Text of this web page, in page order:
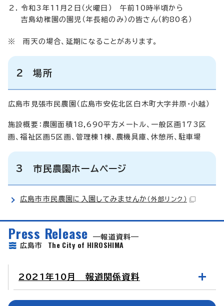
令和3年11月2日（火曜日） 午前10時半頃から
吉島幼稚園の園児（年長組のみ）の皆さん（約80名）
※ 雨天の場合、延期になることがあります。
2 場所
広島市見張市民農園（広島市安佐北区白木町大字井原・小越）
施設概要：農園面積18,690平方メートル、一般区画173区
画、福祉区画5区画、管理棟1棟、農機具庫、休憩所、駐車場
3 市民農園ホームページ
広島市市民農園に入園してみませんか （外部リンク）
Press Release
報道資料
広島市 The City of HIROSHIMA
2021年10月 報道関係資料